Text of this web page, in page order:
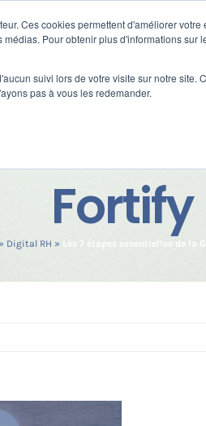
Ces cookies permettent d'améliorer
Pour obtenir plus d'informations
suivi lors de votre visite sur notre site.
pas à vous les redemander.
Nos clients
Fortify
Digital RH » Les 7 étapes essentielles de la